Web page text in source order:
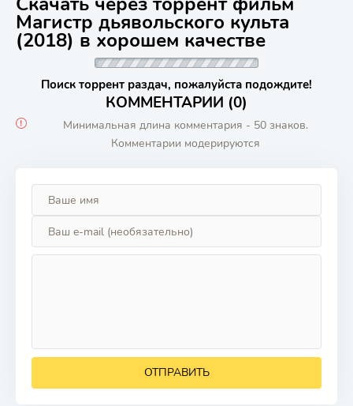
Магистр дьявольского культа
(2018) в хорошем качестве
Поиск торрент раздач, пожалуйста подождите!
КОММЕНТАРИИ (0)
Минимальная длина комментария - 50 знаков.
Комментарии модерируются
ОТПРАВИТЬ